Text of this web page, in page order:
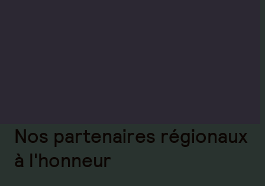
Nos partenaires régionaux
à l'honneur